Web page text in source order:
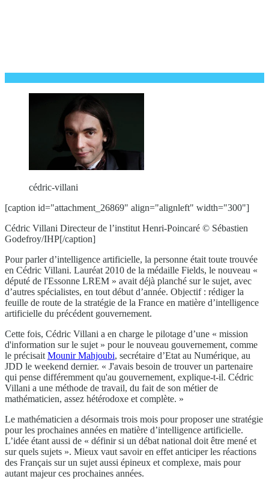
cédric-villani
[caption id="attachment_26869" align="alignleft" width="300"]
Cédric Villani Directeur de l’institut Henri-Poincaré © Sébastien
Godefroy/IHP[/caption]
Pour parler d’intelligence artificielle, la personne était toute trouvée
en Cédric Villani. Lauréat 2010 de la médaille Fields, le nouveau «
député de l'Essonne LREM » avait déjà planché sur le sujet, avec
d’autres spécialistes, en tout début d’année. Objectif : rédiger la
feuille de route de la stratégie de la France en matière d’intelligence
artificielle du précédent gouvernement.
Cette fois, Cédric Villani a en charge le pilotage d’une « mission
d'information sur le sujet » pour le nouveau gouvernement, comme
le précisait Mounir Mahjoubi, secrétaire d’Etat au Numérique, au
JDD le weekend dernier. « J'avais besoin de trouver un partenaire
qui pense différemment qu'au gouvernement, explique-t-il. Cédric
Villani a une méthode de travail, du fait de son métier de
mathématicien, assez hétérodoxe et complète. »
Le mathématicien a désormais trois mois pour proposer une stratégie
pour les prochaines années en matière d’intelligence artificielle.
L’idée étant aussi de « définir si un débat national doit être mené et
sur quels sujets ». Mieux vaut savoir en effet anticiper les réactions
des Français sur un sujet aussi épineux et complexe, mais pour
autant majeur ces prochaines années.